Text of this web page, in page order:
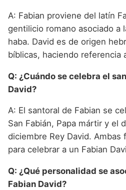
A: Fabian proviene del latín
gentilicio romano asociado a
haba. David es de origen
bíblicas, haciendo referencia
Q: ¿Cuándo se celebra el
David?
A: El santoral de Fabian se
San Fabián, Papa mártir y el
diciembre Rey David. Ambas
para celebrar a un Fabian
Q: ¿Qué personalidad se
Fabian David?